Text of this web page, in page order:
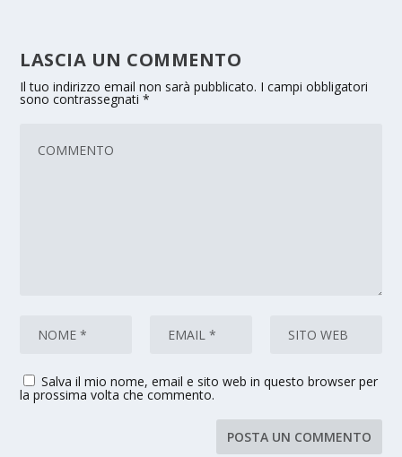
LASCIA UN COMMENTO
Il tuo indirizzo email non sarà pubblicato. I campi obbligatori
sono contrassegnati*
Salva il mio nome, email e sito web in questo browser per
la prossima volta che commento.